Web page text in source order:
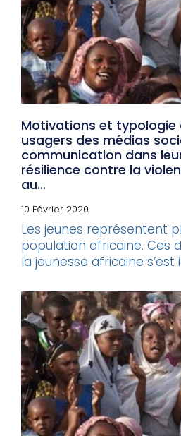
Motivations et typologie
usagers des médias
communication dans
résilience contre la
au...
10 Février 2020
Les jeunes représentent
population africaine. Ces
la jeunesse africaine s’est